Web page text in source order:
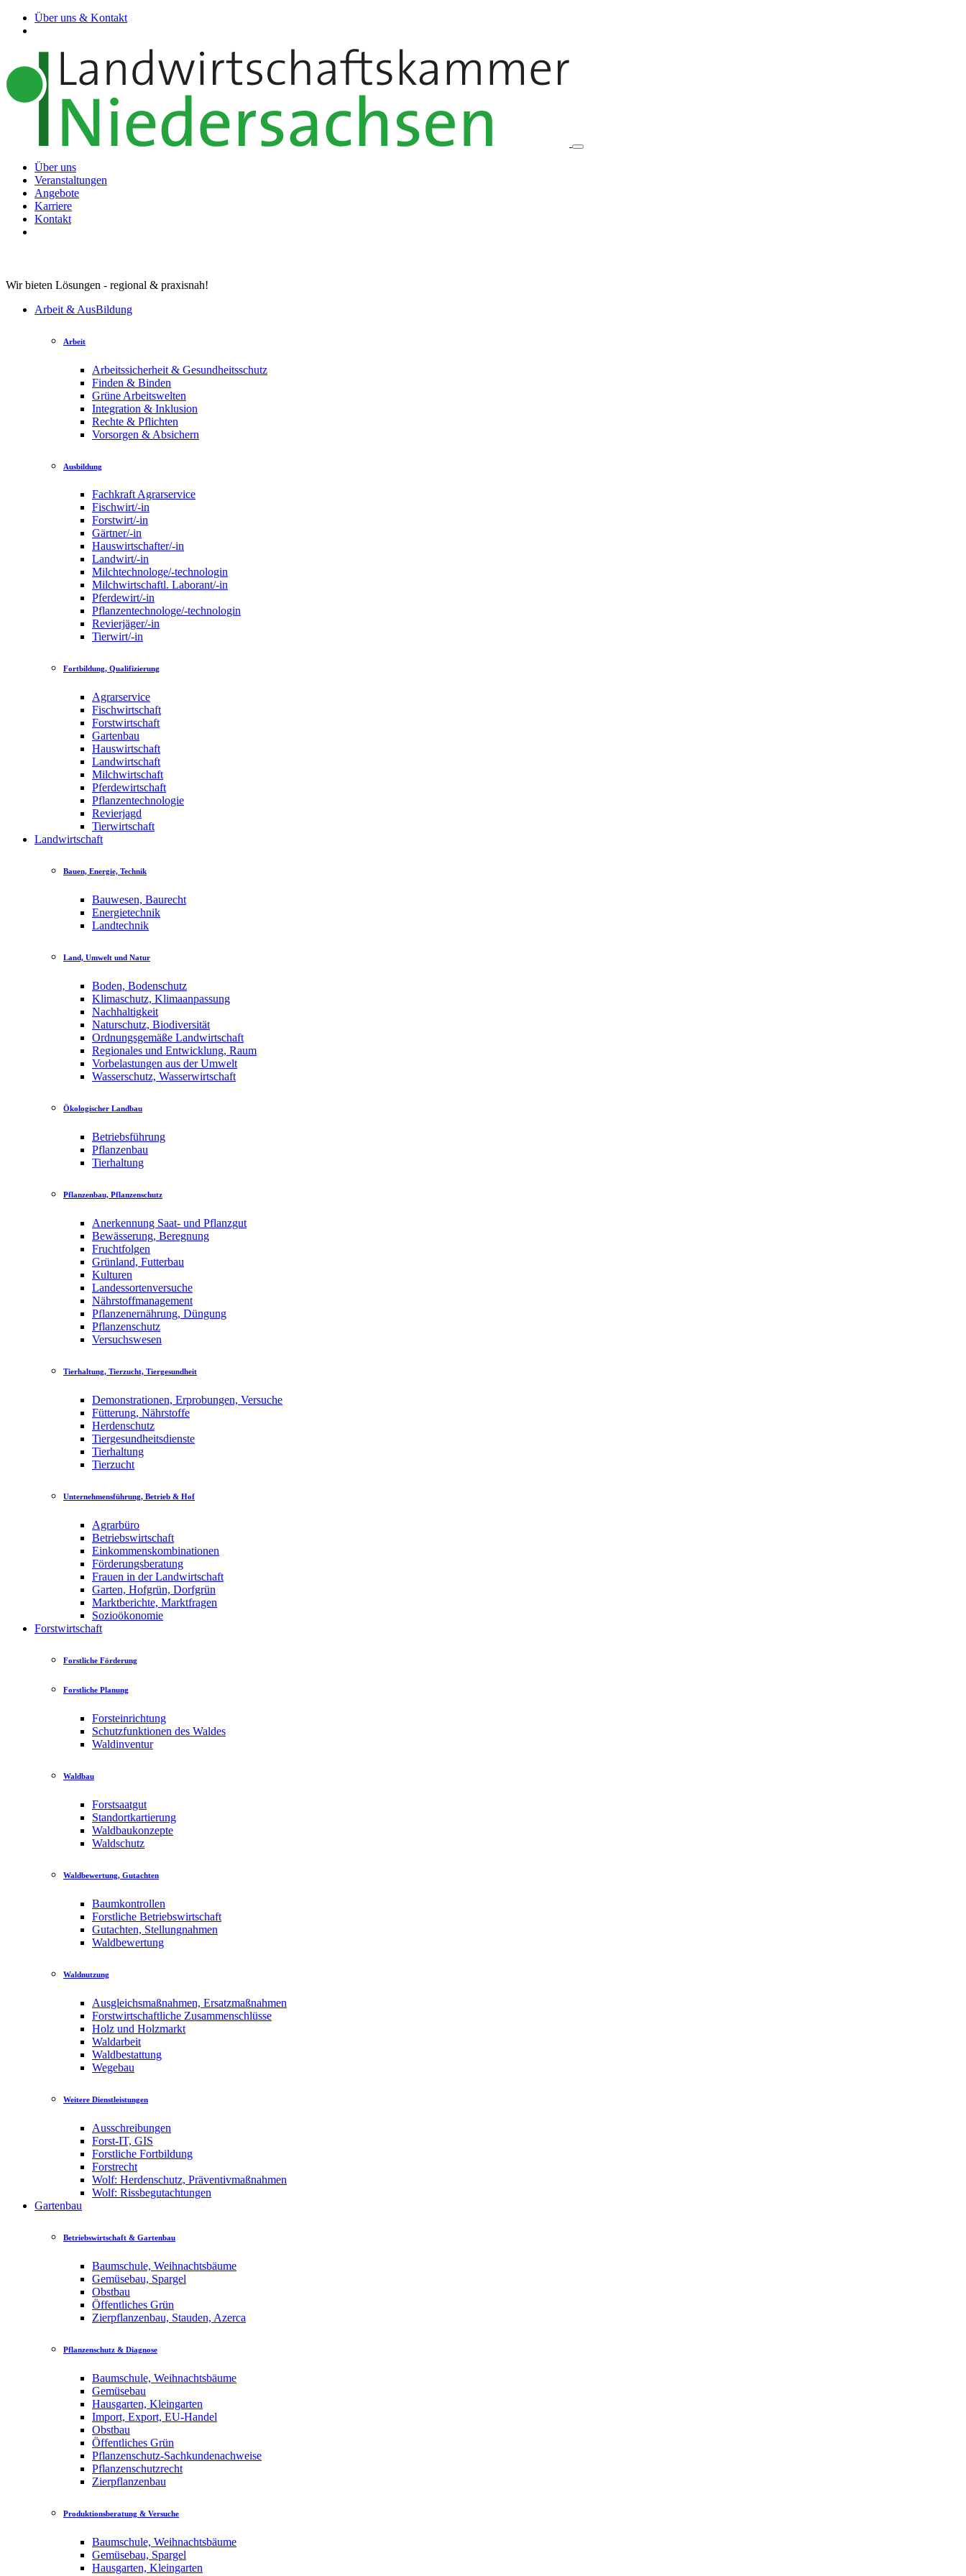
Über uns & Kontakt
Über uns
Veranstaltungen
Angebote
Karriere
Kontakt
Wir bieten Lösungen - regional & praxisnah!
Arbeit & AusBildung
Arbeit
Arbeitssicherheit & Gesundheitsschutz
Finden & Binden
Grüne Arbeitswelten
Integration & Inklusion
Rechte & Pflichten
Vorsorgen & Absichern
Ausbildung
Fachkraft Agrarservice
Fischwirt/-in
Forstwirt/-in
Gärtner/-in
Hauswirtschafter/-in
Landwirt/-in
Milchtechnologe/-technologin
Milchwirtschaftl. Laborant/-in
Pferdewirt/-in
Pflanzentechnologe/-technologin
Revierjäger/-in
Tierwirt/-in
Fortbildung, Qualifizierung
Agrarservice
Fischwirtschaft
Forstwirtschaft
Gartenbau
Hauswirtschaft
Landwirtschaft
Milchwirtschaft
Pferdewirtschaft
Pflanzentechnologie
Revierjagd
Tierwirtschaft
Landwirtschaft
Bauen, Energie, Technik
Bauwesen, Baurecht
Energietechnik
Landtechnik
Land, Umwelt und Natur
Boden, Bodenschutz
Klimaschutz, Klimaanpassung
Nachhaltigkeit
Naturschutz, Biodiversität
Ordnungsgemäße Landwirtschaft
Regionales und Entwicklung, Raum
Vorbelastungen aus der Umwelt
Wasserschutz, Wasserwirtschaft
Ökologischer Landbau
Betriebsführung
Pflanzenbau
Tierhaltung
Pflanzenbau, Pflanzenschutz
Anerkennung Saat- und Pflanzgut
Bewässerung, Beregnung
Fruchtfolgen
Grünland, Futterbau
Kulturen
Landessortenversuche
Nährstoffmanagement
Pflanzenernährung, Düngung
Pflanzenschutz
Versuchswesen
Tierhaltung, Tierzucht, Tiergesundheit
Demonstrationen, Erprobungen, Versuche
Fütterung, Nährstoffe
Herdenschutz
Tiergesundheitsdienste
Tierhaltung
Tierzucht
Unternehmensführung, Betrieb & Hof
Agrarbüro
Betriebswirtschaft
Einkommenskombinationen
Förderungsberatung
Frauen in der Landwirtschaft
Garten, Hofgrün, Dorfgrün
Marktberichte, Marktfragen
Sozioökonomie
Forstwirtschaft
Forstliche Förderung
Forstliche Planung
Forsteinrichtung
Schutzfunktionen des Waldes
Waldinventur
Waldbau
Forstsaatgut
Standortkartierung
Waldbaukonzepte
Waldschutz
Waldbewertung, Gutachten
Baumkontrollen
Forstliche Betriebswirtschaft
Gutachten, Stellungnahmen
Waldbewertung
Waldnutzung
Ausgleichsmaßnahmen, Ersatzmaßnahmen
Forstwirtschaftliche Zusammenschlüsse
Holz und Holzmarkt
Waldarbeit
Waldbestattung
Wegebau
Weitere Dienstleistungen
Ausschreibungen
Forst-IT, GIS
Forstliche Fortbildung
Forstrecht
Wolf: Herdenschutz, Präventivmaßnahmen
Wolf: Rissbegutachtungen
Gartenbau
Betriebswirtschaft & Gartenbau
Baumschule, Weihnachtsbäume
Gemüsebau, Spargel
Obstbau
Öffentliches Grün
Zierpflanzenbau, Stauden, Azerca
Pflanzenschutz & Diagnose
Baumschule, Weihnachtsbäume
Gemüsebau
Hausgarten, Kleingarten
Import, Export, EU-Handel
Obstbau
Öffentliches Grün
Pflanzenschutz-Sachkundenachweise
Pflanzenschutzrecht
Zierpflanzenbau
Produktionsberatung & Versuche
Baumschule, Weihnachtsbäume
Gemüsebau, Spargel
Hausgarten, Kleingarten